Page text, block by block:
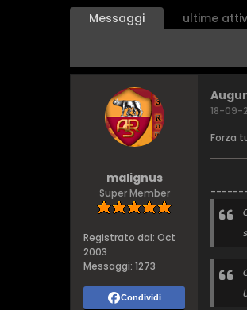
Messaggi ultime
malignus
Super Member
Registrato dal: Oct
2003
Messaggi: 1273
Condividi
18-09-
Forza